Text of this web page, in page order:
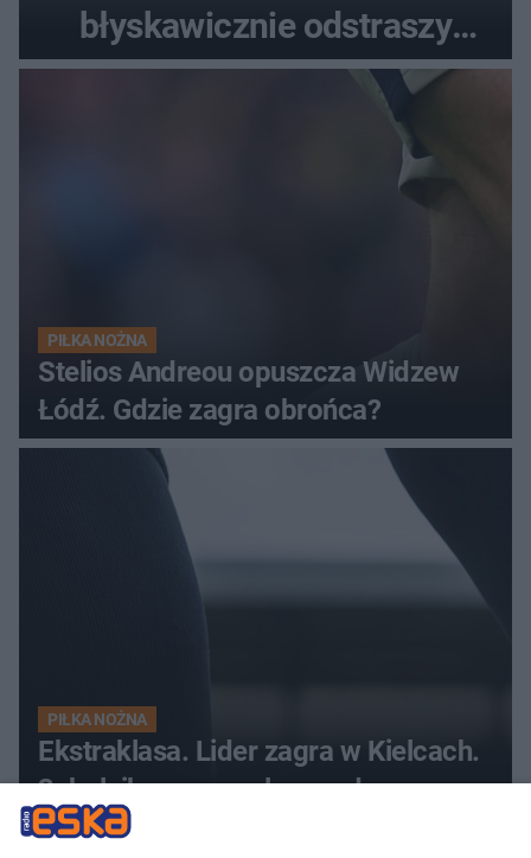
błyskawicznie odstraszy
uciążliwe owady
PIŁKA NOŻNA
Stelios Andreou opuszcza Widzew
Łódź. Gdzie zagra obrońca?
PIŁKA NOŻNA
Ekstraklasa. Lider zagra w Kielcach.
3. kolejka uszczuplona o dwa mecze